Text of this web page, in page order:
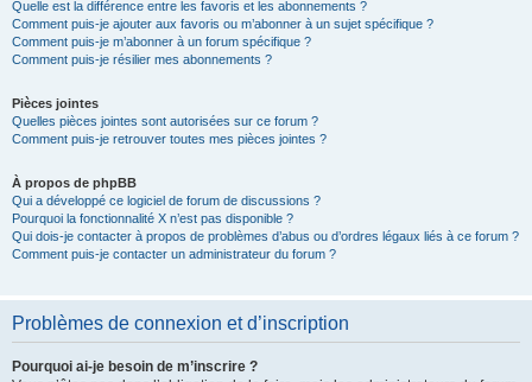
Quelle est la différence entre les favoris et les abonnements ?
Comment puis-je ajouter aux favoris ou m’abonner à un sujet spécifique ?
Comment puis-je m’abonner à un forum spécifique ?
Comment puis-je résilier mes abonnements ?
Pièces jointes
Quelles pièces jointes sont autorisées sur ce forum ?
Comment puis-je retrouver toutes mes pièces jointes ?
À propos de phpBB
Qui a développé ce logiciel de forum de discussions ?
Pourquoi la fonctionnalité X n’est pas disponible ?
Qui dois-je contacter à propos de problèmes d’abus ou d’ordres légaux liés à ce forum ?
Comment puis-je contacter un administrateur du forum ?
Problèmes de connexion et d’inscription
Pourquoi ai-je besoin de m’inscrire ?